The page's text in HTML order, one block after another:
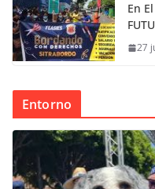
En
27
Entorno